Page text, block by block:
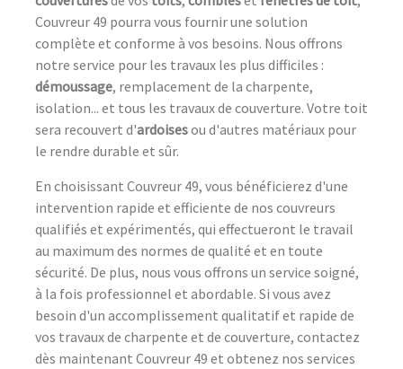
Couvreur 49 pourra vous fournir une solution
complète et conforme à vos besoins. Nous offrons
notre service pour les travaux les plus difficiles :
démoussage, remplacement de la charpente,
isolation... et tous les travaux de couverture. Votre toit
sera recouvert d'ardoisesou d'autres matériaux pour
le rendre durable et sûr.
En choisissant Couvreur 49, vous bénéficierez d'une
intervention rapide et efficiente de nos couvreurs
qualifiés et expérimentés, qui effectueront le travail
au maximum des normes de qualité et en toute
sécurité. De plus, nous vous offrons un service soigné,
à la fois professionnel et abordable. Si vous avez
besoin d'un accomplissement qualitatif et rapide de
vos travaux de charpente et de couverture, contactez
dès maintenant Couvreur 49 et obtenez nos services